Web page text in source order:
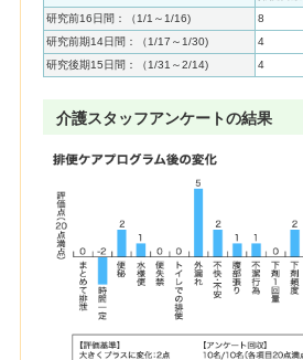
研究前16日間：（1/1～1/16)
8
研究前期14日間：（1/17～1/30)
4
研究後期15日間：（1/31～2/14)
4
介護スタッフアンケートの結果